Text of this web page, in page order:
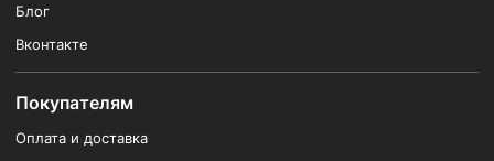
Блог
Вконтакте
Покупателям
Оплата и доставка